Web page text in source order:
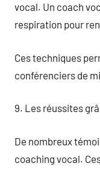
vocal. Un coach
respiration pour
Ces techniques
conférenciers de
9. Les réussites
De nombreux
coaching vocal.